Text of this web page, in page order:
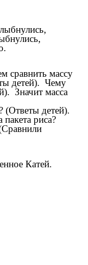
сравнить массу
детей). Чему
Значит масса
(Ответы детей).
риса?
Катей.